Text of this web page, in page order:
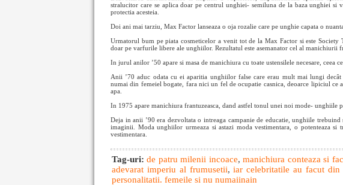
stralucitor care se aplica doar pe centrul unghiei- semiluna de la baza unghiei
protectia acesteia.
Doi ani mai tarziu, Max Factor lanseaza o oja rozalie care pe unghie capata o
Urmatorul bum pe piata cosmeticelor a venit tot de la Max Factor si este
doar pe varfurile libere ale unghiilor. Rezultatul este asemanator cel al manichiurii
In jurul anilor ’50 apare si masa de manichiura cu toate ustensilele necesare, ceea
Anii ’70 aduc odata cu ei aparitia unghiilor false care erau mult mai lungi
numai din femeiel bogate, fara nici un fel de ocupatie casnica, deoarce lipiciul ce
apa.
In 1975 apare manichiura frantuzeasca, dand astfel tonul unei noi mode- unghiile
Deja in anii ’90 era dezvoltata o intreaga campanie de educatie, unghiile trebuind
imaginii. Moda unghiilor urmeaza si astazi moda vestimentara, o potenteaza si
vestimentara.
Tag-uri:de patru milenii incoace,manichiura conteaza si
adevarat imperiu al frumusetii,iar celebritatile au facut
personalitatii. femeile si nu numaiinain